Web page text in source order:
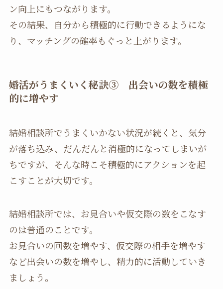
ン向上にもつながります。
その結果、自分から積極的に行動できるようにな
り、マッチングの確率もぐっと上がります。
婚活がうまくいく秘訣③ 出会いの数を積極
的に増やす
結婚相談所でうまくいかない状況が続くと、気分
が落ち込み、だんだんと消極的になってしまいが
ちですが、そんな時こそ積極的にアクションを起
こすことが大切です。
結婚相談所では、お見合いや仮交際の数をこなす
のは普通のことです。
お見合いの回数を増やす、仮交際の相手を増やす
など出会いの数を増やし、精力的に活動していき
ましょう。